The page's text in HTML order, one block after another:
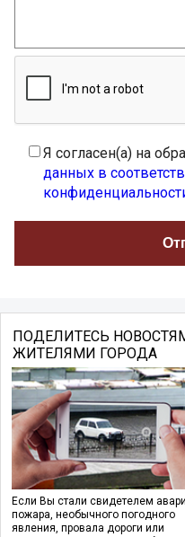
Я согласен(а) на
данных в
ПОДЕЛИТЕСЬ
ЖИТЕЛЯМИ ГОРОДА
Если Вы стали свидетелем
пожара, необычного погодного
явления, провала дороги или